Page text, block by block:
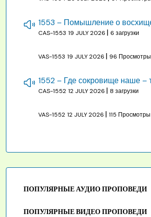
CAS-1553 19 JULY 2026 | 6 загрузки
VAS-1553 19 JULY 2026 | 96 Просмотры
CAS-1552 12 JULY 2026 | 8 загрузки
VAS-1552 12 JULY 2026 | 115 Просмотры
ПОПУЛЯРНЫЕ АУДИО ПРОПОВЕДИ
ПОПУЛЯРНЫЕ ВИДЕО ПРОПОВЕДИ